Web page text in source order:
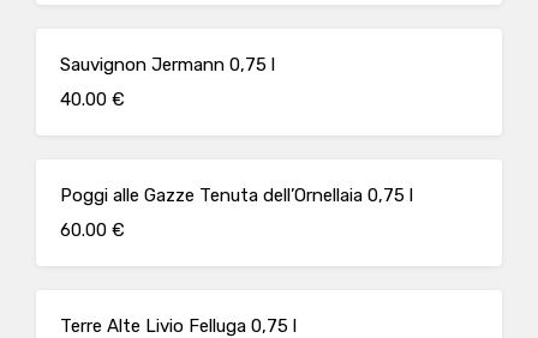
Sauvignon Jermann 0,75 l
40.00 €
Poggi alle Gazze Tenuta dell’Ornellaia 0,75 l
60.00 €
Terre Alte Livio Felluga 0,75 l